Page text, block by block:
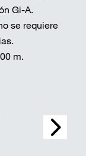
Gi-A.
se requiere
m.